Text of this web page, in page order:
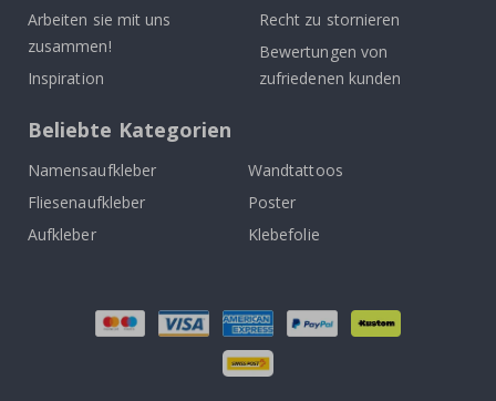
Arbeiten sie mit uns
zusammen!
Inspiration
Recht zu stornieren
Bewertungen von
zufriedenen kunden
Beliebte Kategorien
Namensaufkleber
Wandtattoos
Fliesenaufkleber
Poster
Aufkleber
Klebefolie